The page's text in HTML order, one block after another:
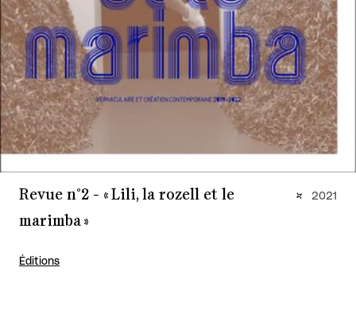
Revue n°2 - « Lili, la rozell et le
marimba »
Éditions
2021